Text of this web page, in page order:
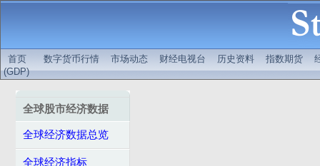
首页 数字货币行情 市场动态 财经电视台 历史资料 指数期货
(GDP)
全球股市经济数据
全球经济数据总览
全球经济指标